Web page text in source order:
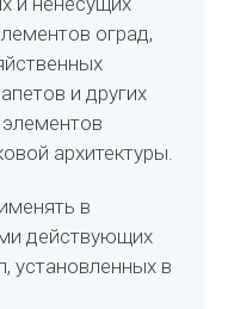
оград,
и других
архитектуры.
в
действующих
установленных в